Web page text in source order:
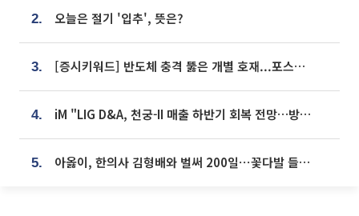
2. 오늘은 절기 '입추', 뜻은?
3. [증시키워드] 반도체 충격 뚫은 개별 호재...포스코퓨처엠·에코프로·한화솔루션 '눈길'
4. iM "LIG D&A, 천궁-II 매출 하반기 회복 전망…방산 톱픽 유지"
5. 아옳이, 한의사 김형배와 벌써 200일⋯꽃다발 들고 "프러포즈 아냐"